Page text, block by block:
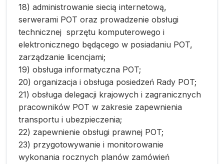
18) administrowanie siecią internetową,
serwerami POT oraz prowadzenie obsługi
technicznej sprzętu komputerowego i
elektronicznego będącego w posiadaniu POT,
zarządzanie licencjami;
19) obsługa informatyczna POT;
20) organizacja i obsługa posiedzeń Rady POT;
21) obsługa delegacji krajowych i zagranicznych
pracowników POT w zakresie zapewnienia
transportu i ubezpieczenia;
22) zapewnienie obsługi prawnej POT;
23) przygotowywanie i monitorowanie
wykonania rocznych planów zamówień